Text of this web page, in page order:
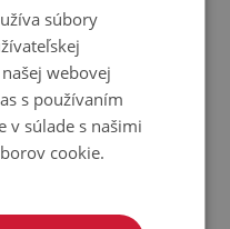
kov alebo farbu.
súbory
webovej
s používaním
v súlade s našimi
cookie.